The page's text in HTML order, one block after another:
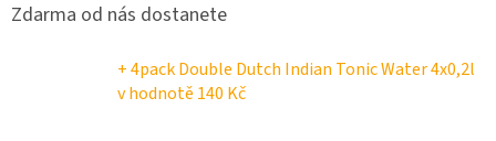
Zdarma od nás dostanete
+ 4pack Double Dutch Indian Tonic Water 4x0,2l
v hodnotě 140 Kč